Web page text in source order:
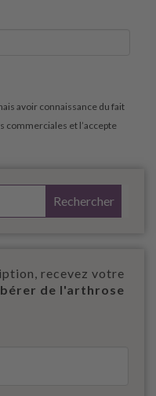
recevez votre
de l'arthrose